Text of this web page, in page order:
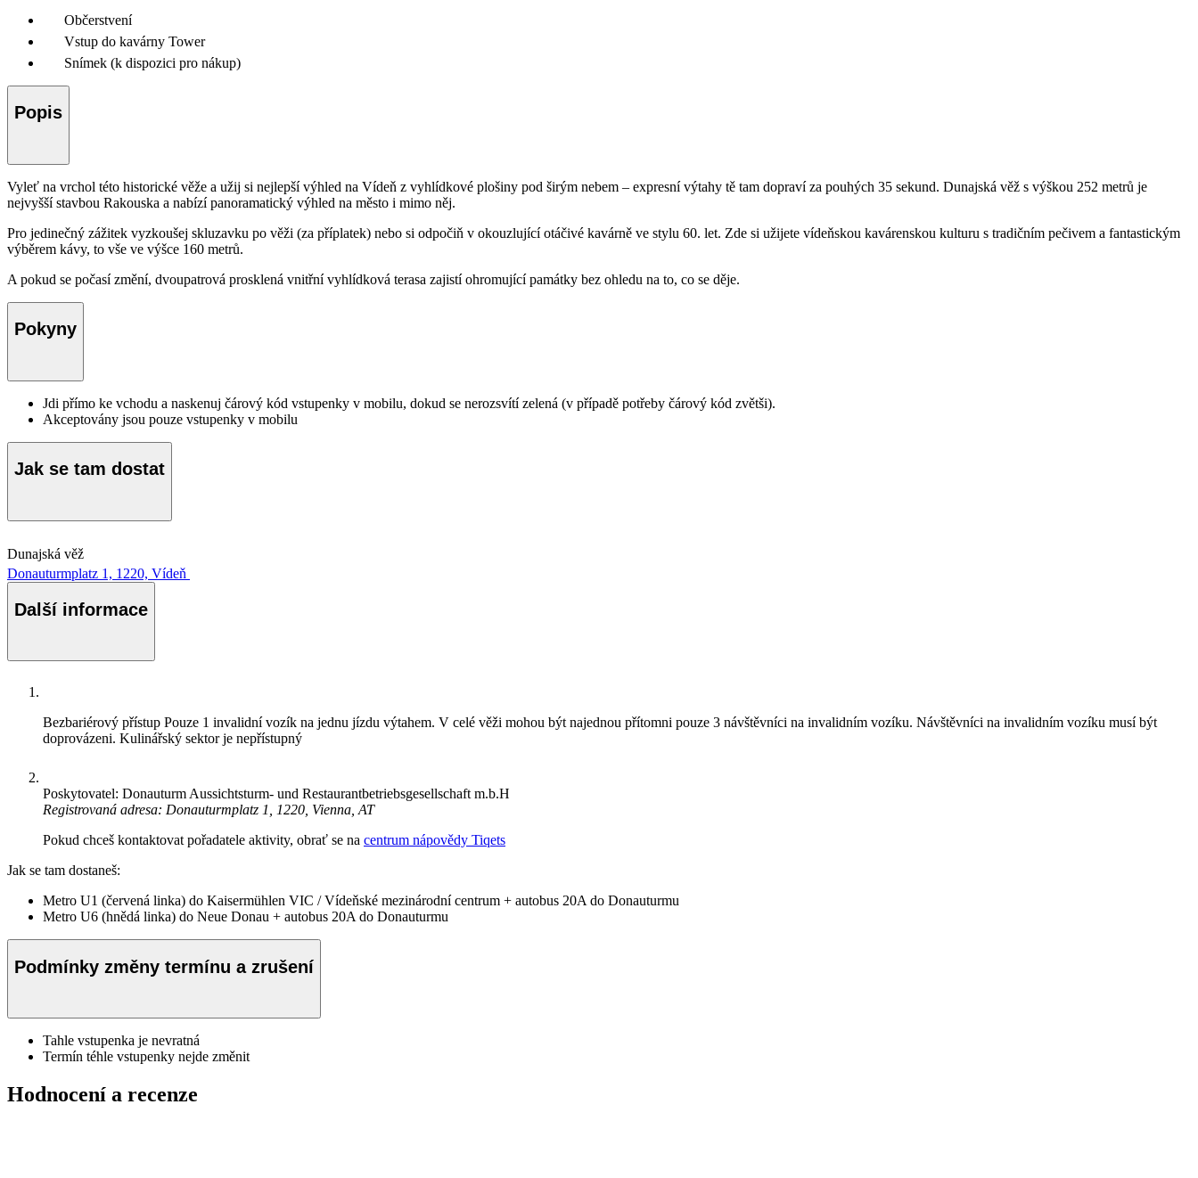
Občerstvení
Vstup do kavárny Tower
Snímek (k dispozici pro nákup)
Popis
Vyleť na vrchol této historické věže a užij si nejlepší výhled na Vídeň z vyhlídkové plošiny pod širým nebem – expresní výtahy tě tam dopraví za pouhých 35 sekund. Dunajská věž s výškou 252 metrů je
nejvyšší stavbou Rakouska a nabízí panoramatický výhled na město i mimo něj.
Pro jedinečný zážitek vyzkoušej skluzavku po věži (za příplatek) nebo si odpočiň v okouzlující otáčivé kavárně ve stylu 60. let. Zde si užijete vídeňskou kavárenskou kulturu s tradičním pečivem a fantastickým
výběrem kávy, to vše ve výšce 160 metrů.
A pokud se počasí změní, dvoupatrová prosklená vnitřní vyhlídková terasa zajistí ohromující památky bez ohledu na to, co se děje.
Pokyny
Jdi přímo ke vchodu a naskenuj čárový kód vstupenky v mobilu, dokud se nerozsvítí zelená (v případě potřeby čárový kód zvětši).
Akceptovány jsou pouze vstupenky v mobilu
Jak se tam dostat
Dunajská věž
Donauturmplatz 1, 1220, Vídeň
Další informace
Bezbariérový přístup Pouze 1 invalidní vozík na jednu jízdu výtahem. V celé věži mohou být najednou přítomni pouze 3 návštěvníci na invalidním vozíku. Návštěvníci na invalidním vozíku musí být
doprovázeni. Kulinářský sektor je nepřístupný
Poskytovatel: Donauturm Aussichtsturm- und Restaurantbetriebsgesellschaft m.b.H
Registrovaná adresa: Donauturmplatz 1, 1220, Vienna, AT
Pokud chceš kontaktovat pořadatele aktivity, obrať se na centrum nápovědy Tiqets
Jak se tam dostaneš:
Metro U1 (červená linka) do Kaisermühlen VIC / Vídeňské mezinárodní centrum + autobus 20A do Donauturmu
Metro U6 (hnědá linka) do Neue Donau + autobus 20A do Donauturmu
Podmínky změny termínu a zrušení
Tahle vstupenka je nevratná
Termín téhle vstupenky nejde změnit
Hodnocení a recenze